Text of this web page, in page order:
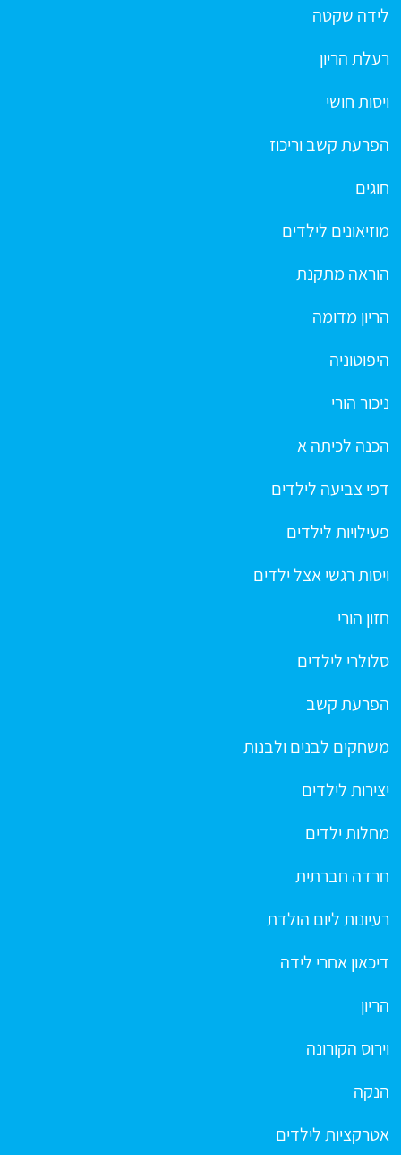
לידה שקטה
רעלת הריון
ויסות חושי
הפרעת קשב וריכוז
חוגים
מוזיאונים לילדים
הוראה מתקנת
הריון מדומה
היפוטוניה
ניכור הורי
הכנה לכיתה א
דפי צביעה לילדים
פעילויות לילדים
ויסות רגשי אצל ילדים
חזון הורי
סלולרי לילדים
הפרעת קשב
משחקים לבנים ולבנות
יצירות לילדים
מחלות ילדים
חרדה חברתית
רעיונות ליום הולדת
דיכאון אחרי לידה
הריון
וירוס הקורונה
הנקה
אטרקציות לילדים